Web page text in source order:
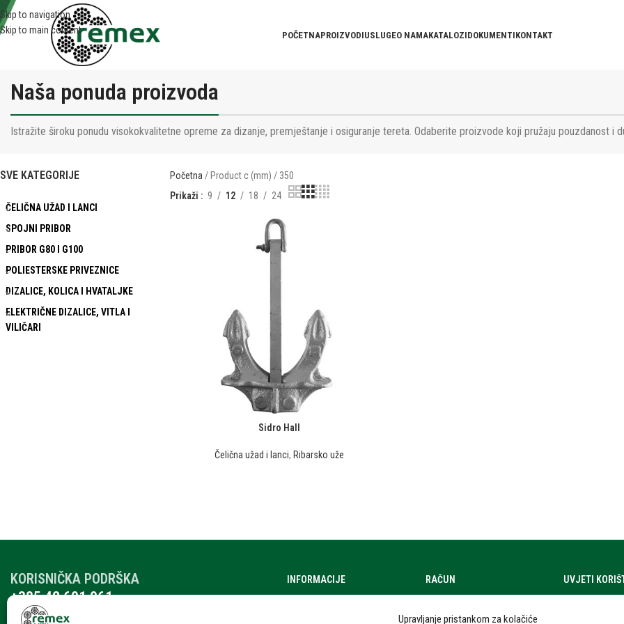
Upravljanje pristankom za kolačiće
Skip to navigation
Skip to main content
POČETNAPROIZVODIUSLUGEO NAMAKATALOZIDOKUMENTIKONTAKT
Naša ponuda proizvoda
Istražite široku ponudu visokokvalitetne opreme za dizanje, premještanje i osiguranje tereta. Odaberite proizvode koji pružaju pouzdanost i
SVE KATEGORIJE
ČELIČNA UŽAD I LANCI
SPOJNI PRIBOR
PRIBOR G80 I G100
POLIESTERSKE PRIVEZNICE
DIZALICE, KOLICA I HVATALJKE
ELEKTRIČNE DIZALICE, VITLA I
VILIČARI
Početna Product c (mm) 350
Prikaži
9 12 18 24
Sidro Hall
Čelična užad i lanci, Ribarsko uže
KORISNIČKA PODRŠKA
+385 42 601 061
remex@rmx.nikola-it.hr
INFORMACIJE RAČUN UVJETI